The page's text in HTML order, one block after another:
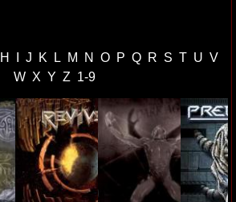
H I J K L M N O P Q R S T U V
W X Y Z 1-9